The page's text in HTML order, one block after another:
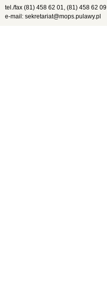
tel./fax (81) 458 62 01, (81) 458 62 09
e-mail: sekretariat@mops.pulawy.pl